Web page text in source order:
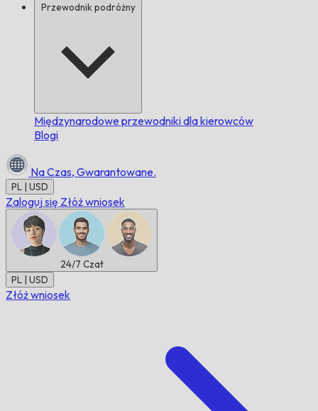
Przewodnik podróżny
Międzynarodowe przewodniki dla kierowców
Blogi
Na Czas, Gwarantowane.
PL | USD
Zaloguj się Złóż wniosek
24/7 Czat
PL | USD
Złóż wniosek